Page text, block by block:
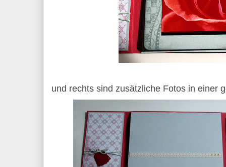
und rechts sind zusätzliche Fotos in einer